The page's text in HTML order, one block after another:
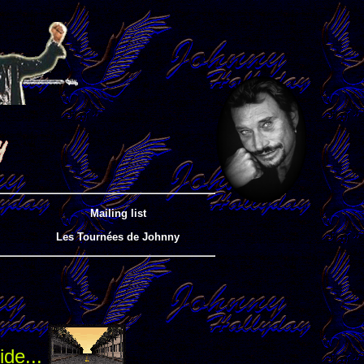
Mailing list
Les Tournées de Johnny